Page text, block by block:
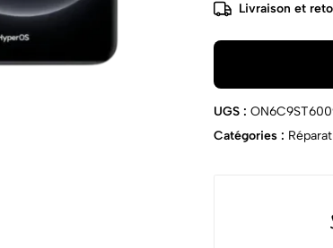
Livraison et
UGS :
Catégories :